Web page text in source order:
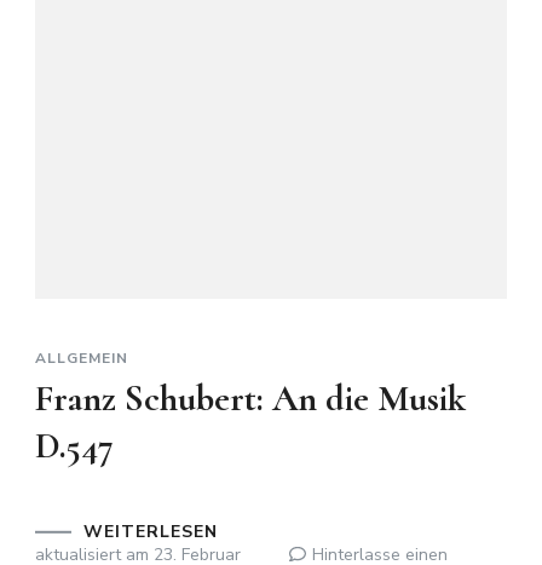
ALLGEMEIN
Franz Schubert: An die Musik
D.547
WEITERLESEN
aktualisiert am 23. Februar
Hinterlasse einen